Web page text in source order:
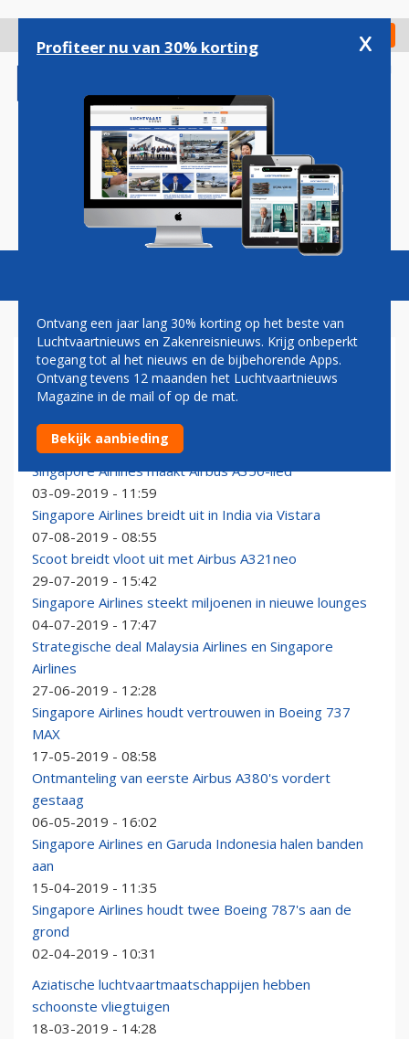
gaan
Check in
Magazine Podcasts Vacatures
SINGAPORE AIRLINES
Primeur SIA: eerste live televisie-uitzending aan boord
20-09-2019 - 12:55
Singapore Airlines maakt Airbus A350-lied
03-09-2019 - 11:59
Singapore Airlines breidt uit in India via Vistara
07-08-2019 - 08:55
Scoot breidt vloot uit met Airbus A321neo
29-07-2019 - 15:42
Singapore Airlines steekt miljoenen in nieuwe lounges
04-07-2019 - 17:47
Strategische deal Malaysia Airlines en Singapore
Airlines
27-06-2019 - 12:28
Singapore Airlines houdt vertrouwen in Boeing 737
MAX
17-05-2019 - 08:58
Ontmanteling van eerste Airbus A380's vordert
gestaag
06-05-2019 - 16:02
Singapore Airlines en Garuda Indonesia halen banden
aan
15-04-2019 - 11:35
Singapore Airlines houdt twee Boeing 787's aan de
grond
02-04-2019 - 10:31
Aziatische luchtvaartmaatschappijen hebben
schoonste vliegtuigen
18-03-2019 - 14:28
Profiteer nu van 30% korting x
Ontvang een jaar lang 30% korting op het beste van
Luchtvaartnieuws en Zakenreisnieuws. Krijg onbeperkt
toegang tot al het nieuws en de bijbehorende Apps.
Ontvang tevens 12 maanden het Luchtvaartnieuws
Magazine in de mail of op de mat.
Bekijk aanbieding